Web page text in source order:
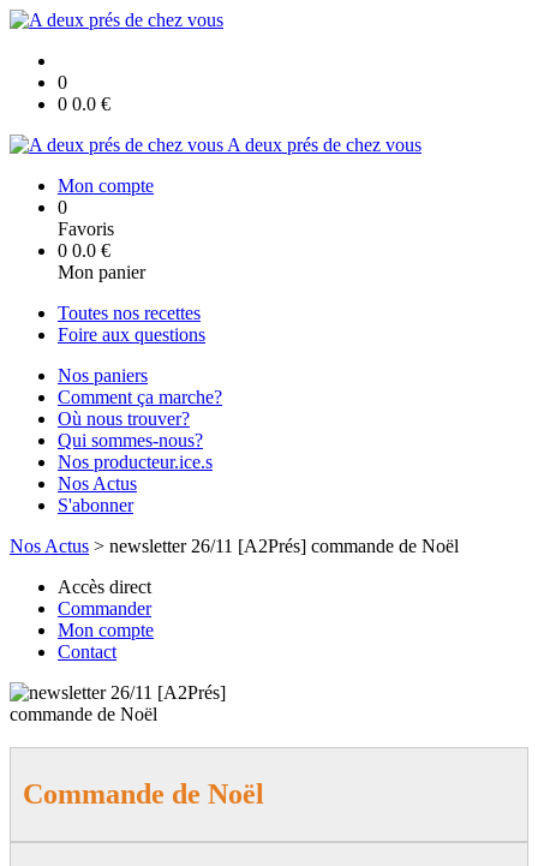
0
0 0.0 €
A deux prés de chez vous
Mon compte
0
Favoris
0 0.0 €
Mon panier
Toutes nos recettes
Foire aux questions
Nos paniers
Comment ça marche?
Où nous trouver?
Qui sommes-nous?
Nos producteur.ice.s
Nos Actus
S'abonner
Nos Actus > newsletter 26/11 [A2Prés] commande de Noël
Accès direct
Commander
Mon compte
Contact
Commande de Noël